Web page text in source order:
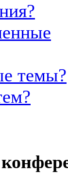
темы?